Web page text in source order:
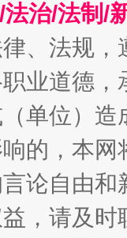
治/法制/
、法规
业道德
单位）
的，本
论自由
，请及